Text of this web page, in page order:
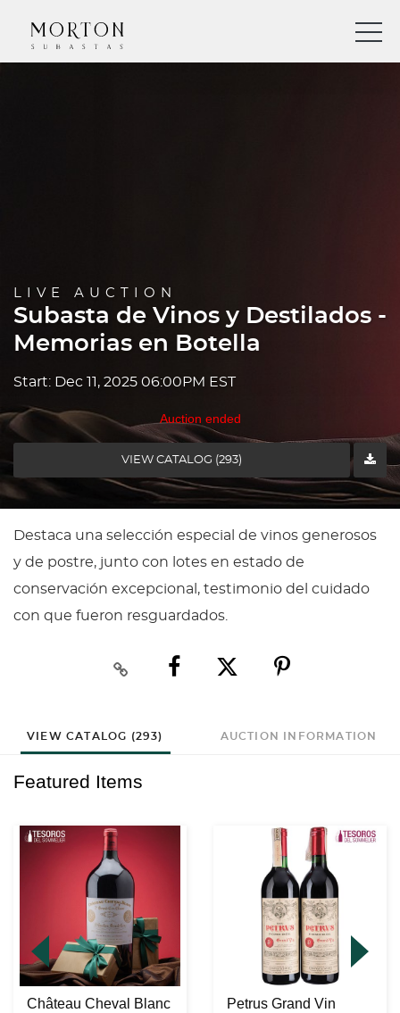
LIVE AUCTION
Subasta de Vinos y Destilados -
Memorias en Botella
Start: Dec 11, 2025 06:00PM EST
Auction ended
VIEW CATALOG (293)
Destaca una selección especial de vinos generosos
y de postre, junto con lotes en estado de
conservación excepcional, testimonio del cuidado
con que fueron resguardados.
VIEW CATALOG (293) AUCTION INFORMATION
Featured Items
Château Cheval Blanc
Petrus Grand Vin